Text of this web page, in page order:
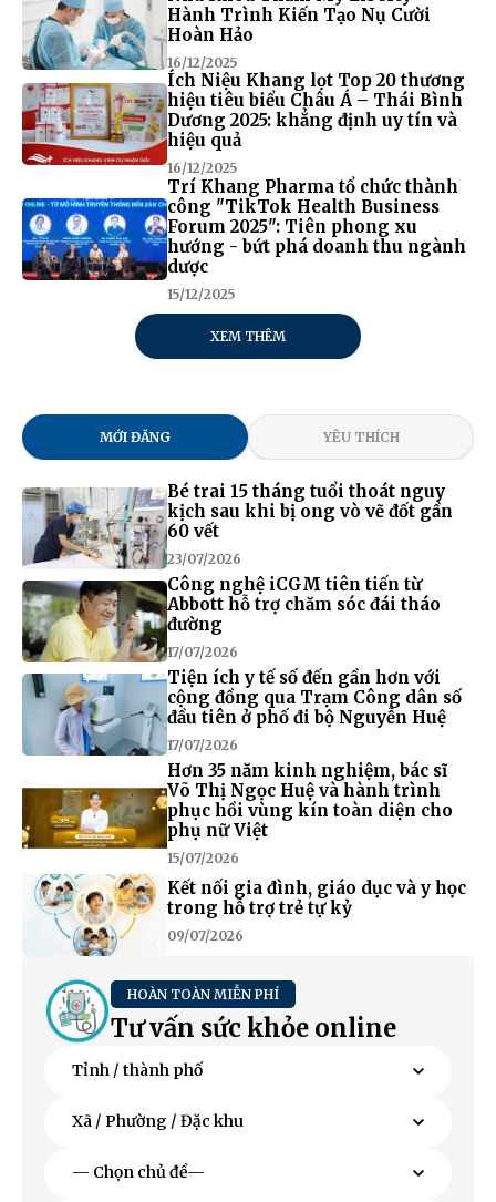
Hành Trình Kiến Tạo Nụ Cười
Hoàn Hảo
16/12/2025
Ích Niệu Khang lọt Top 20 thương
hiệu tiêu biểu Châu Á – Thái Bình
Dương 2025: khẳng định uy tín và
hiệu quả
16/12/2025
Trí Khang Pharma tổ chức thành
công "TikTok Health Business
Forum 2025": Tiên phong xu
hướng - bứt phá doanh thu ngành
dược
15/12/2025
XEM THÊM
MỚI ĐĂNG YÊU THÍCH
Bé trai 15 tháng tuổi thoát nguy
kịch sau khi bị ong vò vẽ đốt gần
60 vết
23/07/2026
Công nghệ iCGM tiên tiến từ
Abbott hỗ trợ chăm sóc đái tháo
đường
17/07/2026
Tiện ích y tế số đến gần hơn với
cộng đồng qua Trạm Công dân số
đầu tiên ở phố đi bộ Nguyễn Huệ
17/07/2026
Hơn 35 năm kinh nghiệm, bác sĩ
Võ Thị Ngọc Huệ và hành trình
phục hồi vùng kín toàn diện cho
phụ nữ Việt
15/07/2026
Kết nối gia đình, giáo dục và y học
trong hỗ trợ trẻ tự kỷ
09/07/2026
HOÀN TOÀN MIỄN PHÍ
Tư vấn sức khỏe online